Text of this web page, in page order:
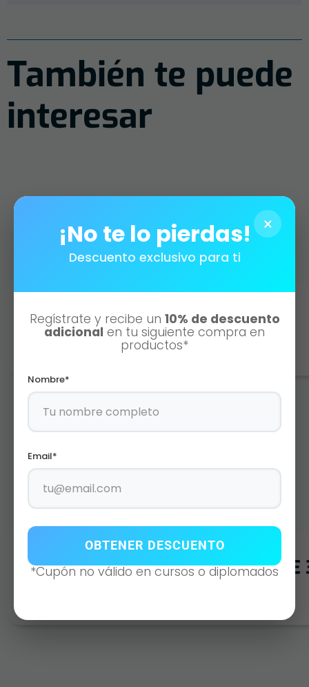
También te puede
interesar
WP-100 CHOCOLATE 2.8 KG
WP-100 FRAPUCCINO SOBRE DE
×
¡No te lo pierdas!
Descuento exclusivo para ti
Regístrate y recibe un 10% de descuento
adicional en tu siguiente compra en
productos*
Nombre*
Email*
OBTENER DESCUENTO
*Cupón no válido en cursos o diplomados